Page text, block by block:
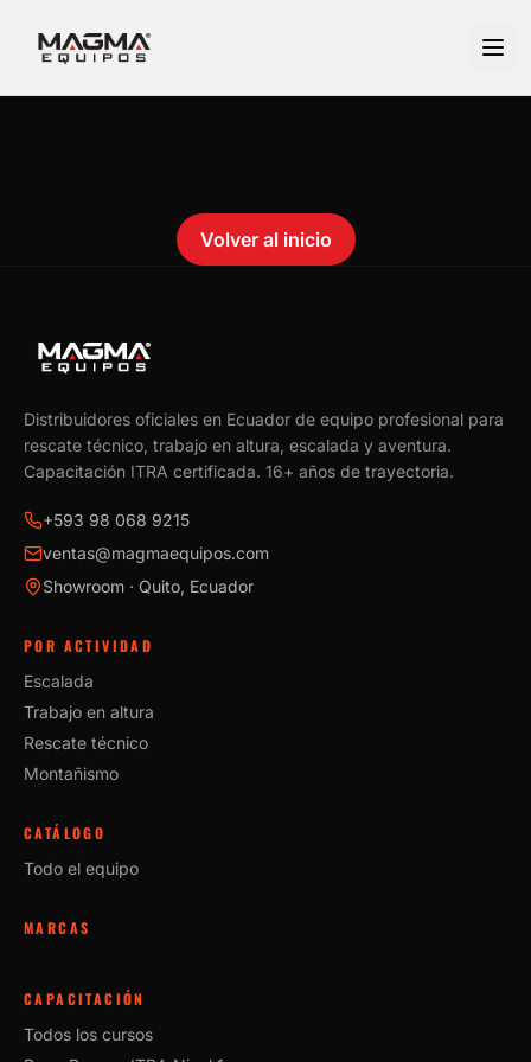
Volver al inicio
Distribuidores oficiales en Ecuador de equipo profesional para
rescate técnico, trabajo en altura, escalada y aventura.
Capacitación ITRA certificada. 16+ años de trayectoria.
+593 98 068 9215
ventas@magmaequipos.com
Showroom · Quito, Ecuador
POR ACTIVIDAD
Escalada
Trabajo en altura
Rescate técnico
Montañismo
CATÁLOGO
Todo el equipo
MARCAS
CAPACITACIÓN
Todos los cursos